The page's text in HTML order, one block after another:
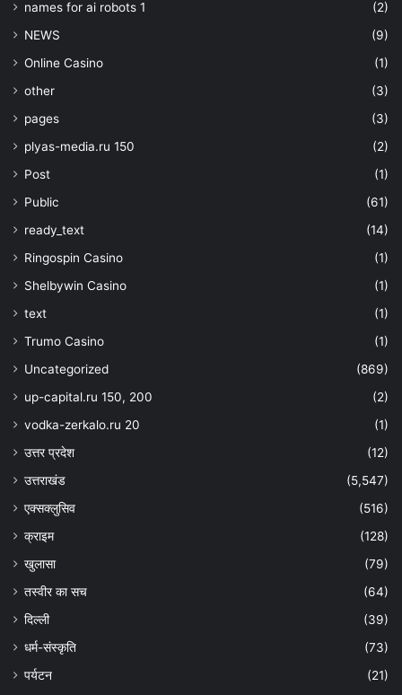
names for ai robots 1
(2)
NEWS
(9)
Online Casino
(1)
other
(3)
pages
(3)
plyas-media.ru 150
(2)
Post
(1)
Public
(61)
ready_text
(14)
Ringospin Casino
(1)
Shelbywin Casino
(1)
text
(1)
Trumo Casino
(1)
Uncategorized
(869)
up-capital.ru 150, 200
(2)
vodka-zerkalo.ru 20
(1)
उत्तर प्रदेश
(12)
उत्तराखंड
(5,547)
एक्सक्लुसिव
(516)
क्राइम
(128)
खुलासा
(79)
तस्वीर का सच
(64)
दिल्ली
(39)
धर्म-संस्कृति
(73)
पर्यटन
(21)